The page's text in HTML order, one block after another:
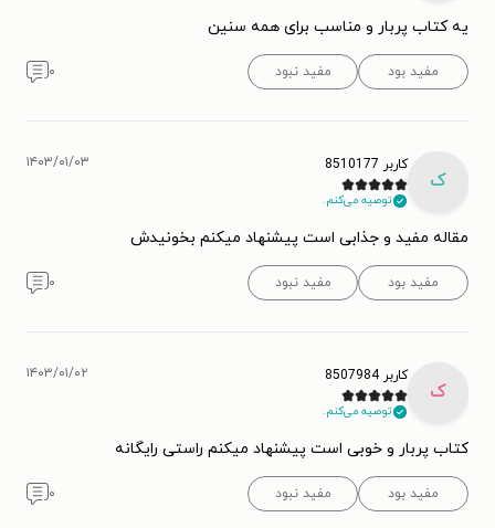
یه کتاب پربار و مناسب برای همه سنین
مفید بود مفید نبود ۰
ک
کاربر 8510177
توصیه می‌کنم.
۱۴۰۳/۰۱/۰۳
مقاله مفید و جذابی است پیشنهاد میکنم بخونیدش
مفید بود مفید نبود ۰
ک
کاربر 8507984
توصیه می‌کنم.
۱۴۰۳/۰۱/۰۲
کتاب پربار و خوبی است پیشنهاد میکنم راستی رایگانه
مفید بود مفید نبود ۰